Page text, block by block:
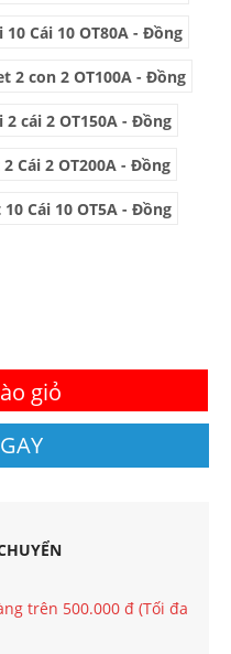
10 Cái 10 OT80A - Đồng
2 con 2 OT100A - Đồng
2 cái 2 OT150A - Đồng
2 Cái 2 OT200A - Đồng
10 Cái 10 OT5A - Đồng
giỏ
trên 500.000 đ (Tối đa